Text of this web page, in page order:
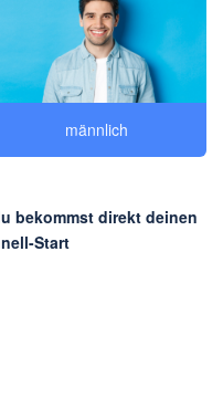
männlich
bekommst direkt deinen
Start